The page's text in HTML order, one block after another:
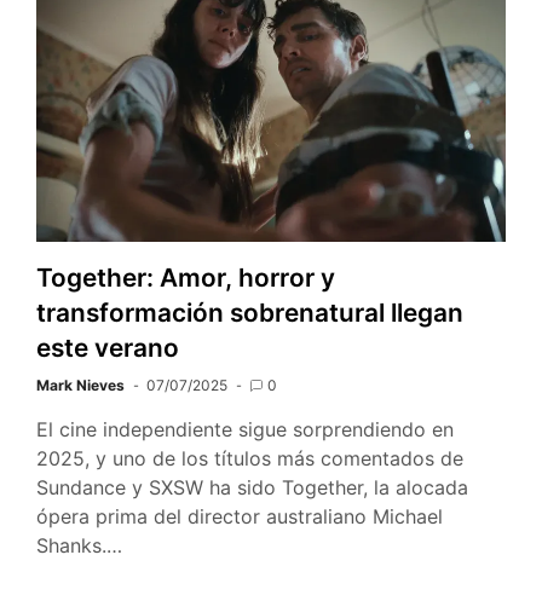
Together: Amor, horror y
transformación sobrenatural llegan
este verano
Mark Nieves 07/07/2025 0
El cine independiente sigue sorprendiendo en
2025, y uno de los títulos más comentados de
Sundance y SXSW ha sido Together, la alocada
ópera prima del director australiano Michael
Shanks.…